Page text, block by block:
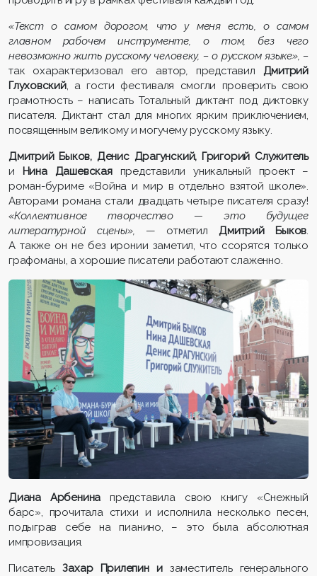
«Текст о самом дорогом, что у меня есть, о самом
главном рабочем инструменте, о том, без чего
невозможно жить русскому человеку, – о русском языке», –
так охарактеризовал его автор, представил Дмитрий
Глуховский, а гости фестиваля смогли проверить свою
грамотность – написать Тотальный диктант под диктовку
писателя. Диктант стал для многих ярким приключением,
посвященным великому и могучему русскому языку.
Дмитрий Быков, Денис Драгунский, Григорий Служитель
и Нина Дашевская представили уникальный проект –
роман-буриме «Война и мир в отдельно взятой школе».
Авторами романа стали двадцать четыре писателя сразу!
«Коллективное творчество — это будущее
литературной сцены», — отметилДмитрий Быков.
А также он не без иронии заметил, что ссорятся только
графоманы, а хорошие писатели работают слаженно.
Диана Арбенинапредставила свою книгу «Снежный
барс», прочитала стихи и исполнила несколько песен,
подыграв себе на пианино, – это была абсолютная
импровизация.
ПисательЗахар Прилепин и заместитель генерального